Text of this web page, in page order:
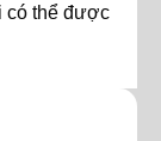
có thể được